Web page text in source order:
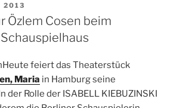
2013
Özlem Cosen beim
Heute feiert das Theaterstück
Maria in Hamburg seine
der Rolle der ISABELL KIEBUZINSKI